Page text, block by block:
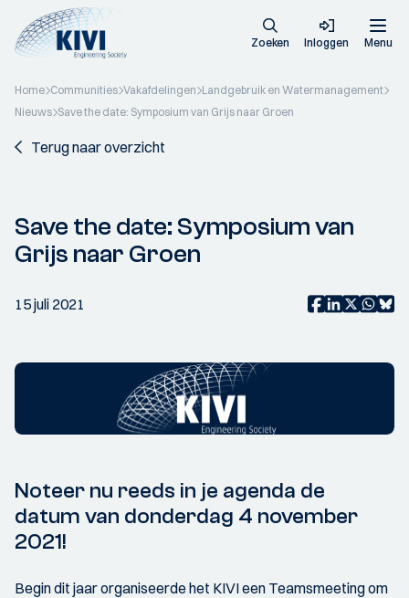
Zoeken Inloggen Menu
Home Communities Vakafdelingen Landgebruik en Watermanagement
Nieuws Save the date: Symposium van Grijs naar Groen
Terug naar overzicht
Save the date: Symposium van
Grijs naar Groen
15 juli 2021
Noteer nu reeds in je agenda de
datum van donderdag 4 november
2021!
Begin dit jaar organiseerde het KIVI een Teamsmeeting om